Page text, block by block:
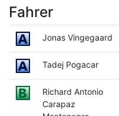
Fahrer
Jonas Vingegaard
Tadej Pogacar
Richard Antonio
Carapaz